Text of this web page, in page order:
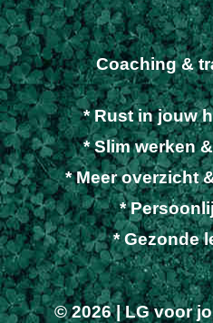
Coaching &
* Rust in jouw
* Slim werken
* Meer overzicht
*
* Gezonde
© 2026 | LG voor